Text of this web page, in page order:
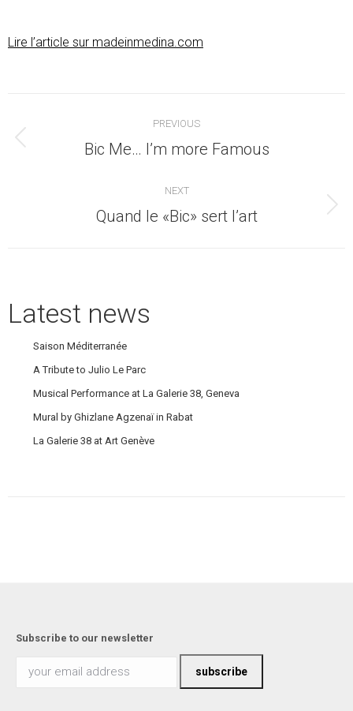
Lire l’article sur madeinmedina.com
navigation
PREVIOUS
Previous
Bic Me… I’m more Famous
NEXT
Next
Quand le «Bic» sert l’art
Latest news
Saison Méditerranée
A Tribute to Julio Le Parc
Musical Performance at La Galerie 38, Geneva
Mural by Ghizlane Agzenaï in Rabat
La Galerie 38 at Art Genève
Subscribe to our newsletter